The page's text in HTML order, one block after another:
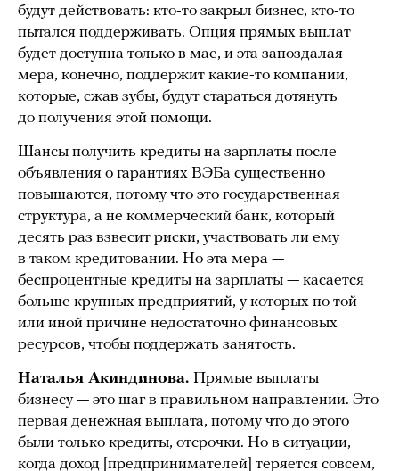
будут действовать: кто-то закрыл бизнес, кто-то
пытался поддерживать. Опция прямых выплат
будет доступна только в мае, и эта запоздалая
мера, конечно, поддержит какие-то компании,
которые, сжав зубы, будут стараться дотянуть
до получения этой помощи.
Шансы получить кредиты на зарплаты после
объявления о гарантиях ВЭБа существенно
повышаются, потому что это государственная
структура, а не коммерческий банк, который
десять раз взвесит риски, участвовать ли ему
в таком кредитовании. Но эта мера —
беспроцентные кредиты на зарплаты — касается
больше крупных предприятий, у которых по той
или иной причине недостаточно финансовых
ресурсов, чтобы поддержать занятость.
Наталья Акиндинова. Прямые выплаты
бизнесу — это шаг в правильном направлении. Это
первая денежная выплата, потому что до этого
были только кредиты, отсрочки. Но в ситуации,
когда доход [предпринимателей] теряется совсем,